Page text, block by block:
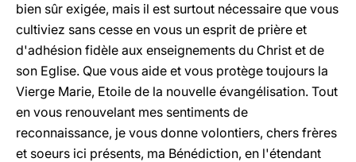
bien sûr exigée, mais il est surtout nécessaire que vous
cultiviez sans cesse en vous un esprit de prière et
d'adhésion fidèle aux enseignements du Christ et de
son Eglise. Que vous aide et vous protège toujours la
Vierge Marie, Etoile de la nouvelle évangélisation. Tout
en vous renouvelant mes sentiments de
reconnaissance, je vous donne volontiers, chers frères
et soeurs ici présents, ma Bénédiction, en l'étendant